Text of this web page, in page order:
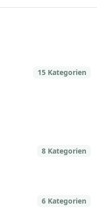
15 Kategorien
Dokumentation
8 Kategorien
6 Kategorien